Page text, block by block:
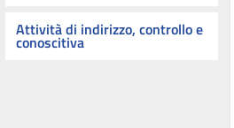
Attività di indirizzo, controllo e
conoscitiva